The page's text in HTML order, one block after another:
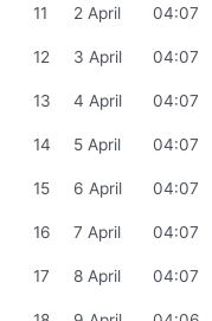
11 2 April 04:07
12 3 April 04:07
13 4 April 04:07
14 5 April 04:07
15 6 April 04:07
16 7 April 04:07
17 8 April 04:07